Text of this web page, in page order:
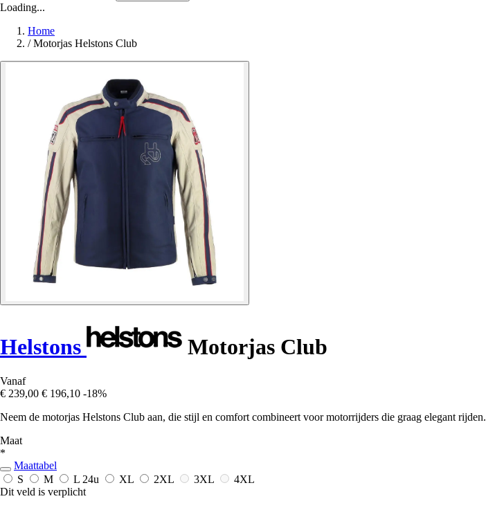
Loading...
Home
/ Motorjas Helstons Club
Helstons Motorjas Club
Vanaf
€ 239,00 € 196,10 -18%
Neem de motorjas Helstons Club aan, die stijl en comfort combineert voor motorrijders die graag elegant rijden.
Maat
*
Maattabel
S
M L 24u XL 2XL 3XL
4XL
Dit veld is verplicht